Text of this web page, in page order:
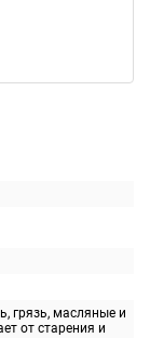
грязь, масляные и
от старения и